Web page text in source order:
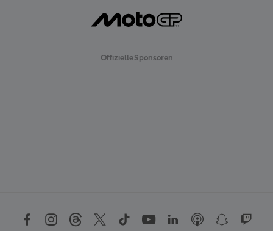
Offizielle Sponsoren